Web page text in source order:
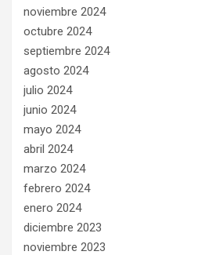
noviembre 2024
octubre 2024
septiembre 2024
agosto 2024
julio 2024
junio 2024
mayo 2024
abril 2024
marzo 2024
febrero 2024
enero 2024
diciembre 2023
noviembre 2023